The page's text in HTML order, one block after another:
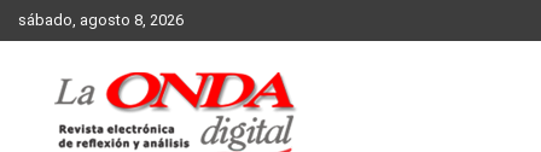
Skip
to
sábado, agosto 8, 2026